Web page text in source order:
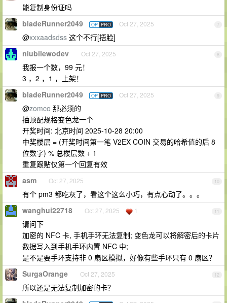
能复制身份证吗
7
bladeRunner2049 OP PRO Oct 27, 2025
@xxxaadsdss 这个不行[捂脸]
8
niubilewodev Oct 27, 2025
我报一个数，99 元！
3 ，2 ，1 ，上架！
9
bladeRunner2049 OP PRO Oct 27, 2025
@zomco 那必须的
抽顶配规格变色龙一个
开奖时间: 北京时间 2025-10-28 20:00
中奖楼层 = (开奖时间第一笔 V2EX COIN 交易的哈希值的后 8
位数字) % 总楼层数 + 1
重复跟贴仅第一个回复有效
10
asm Oct 27, 2025
有个 pm3 都吃灰了，看这个这么小巧，有点心动了。。。
11
wanghui22718 Oct 27, 2025 1
请问下
加密的 NFC 卡, 手机手环无法复制; 变色龙可以将解密后的卡片
数据写入到手机手环内置 NFC 中;
是不是要手环支持非 0 扇区模拟，好像有些手环只有 0 扇区？
12
SurgaOrange Oct 27, 2025
所以还是无法复制加密的卡？